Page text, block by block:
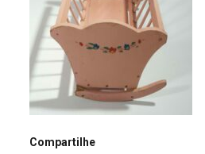
Compartilhe